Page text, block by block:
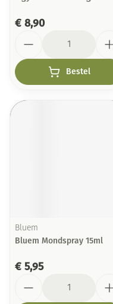
€ 8,90
Bestel
Bluem
Bluem Mondspray 15ml
€ 5,95